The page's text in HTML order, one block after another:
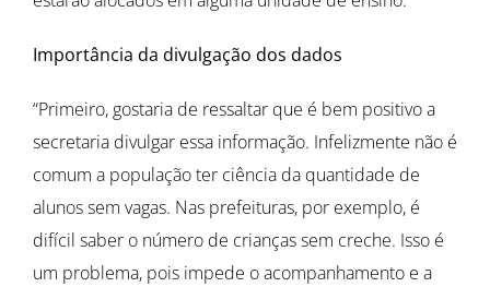
Importância da divulgação dos dados
“Primeiro, gostaria de ressaltar que é bem positivo a
secretaria divulgar essa informação. Infelizmente não é
comum a população ter ciência da quantidade de
alunos sem vagas. Nas prefeituras, por exemplo, é
difícil saber o número de crianças sem creche. Isso é
um problema, pois impede o acompanhamento e a